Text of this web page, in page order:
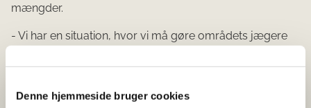
Denne hjemmeside bruger cookies
mængder.
- Vi har en situation, hvor vi må gøre områdets jægere
mængder PFOS. Det er jægerens ansvar at sikre sig, at
aftageren, siger Henrik Dammand Nielsen.